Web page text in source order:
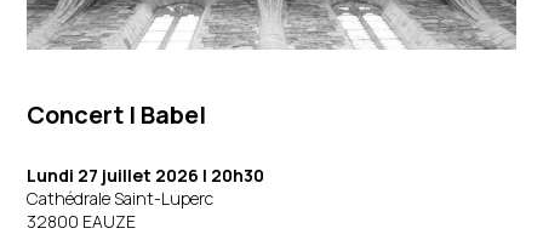
Concert | Babel
Lundi 27 juillet 2026 | 20h30
Cathédrale Saint-Luperc
32800 EAUZE